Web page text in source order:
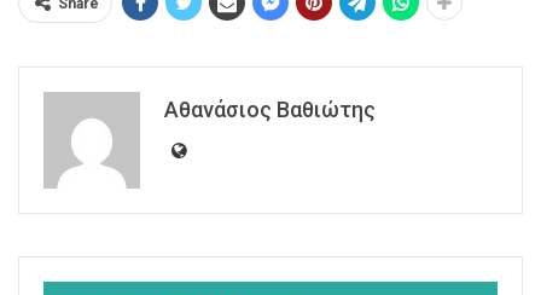
Αθανάσιος Βαθιώτης